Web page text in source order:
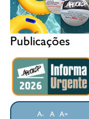
Publicações
A- A A+